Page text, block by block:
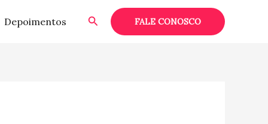
Depoimentos PesquisarFALE CONOSCO